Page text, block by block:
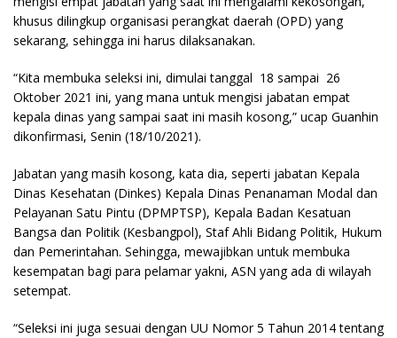
khusus dilingkup organisasi perangkat daerah (OPD) yang
sekarang, sehingga ini harus dilaksanakan.
“Kita membuka seleksi ini, dimulai tanggal 18 sampai 26
Oktober 2021 ini, yang mana untuk mengisi jabatan empat
kepala dinas yang sampai saat ini masih kosong,” ucap Guanhin
dikonfirmasi, Senin (18/10/2021).
Jabatan yang masih kosong, kata dia, seperti jabatan Kepala
Dinas Kesehatan (Dinkes) Kepala Dinas Penanaman Modal dan
Pelayanan Satu Pintu (DPMPTSP), Kepala Badan Kesatuan
Bangsa dan Politik (Kesbangpol), Staf Ahli Bidang Politik, Hukum
dan Pemerintahan. Sehingga, mewajibkan untuk membuka
kesempatan bagi para pelamar yakni, ASN yang ada di wilayah
setempat.
“Seleksi ini juga sesuai dengan UU Nomor 5 Tahun 2014 tentang